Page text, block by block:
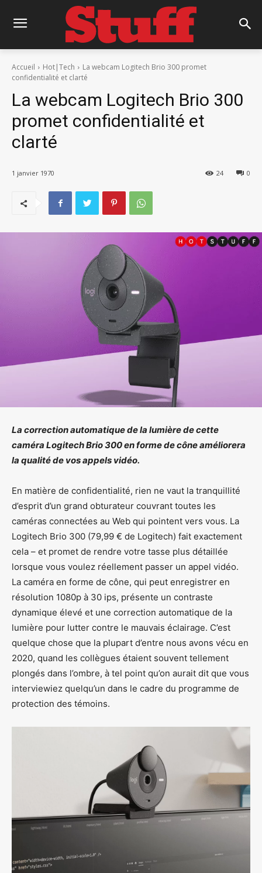
Accueil Hot|Tech
La webcam Logitech Brio 300 promet
confidentialité et clarté
La webcam Logitech Brio 300
promet confidentialité et
clarté
1 janvier 1970 0
24
La correction automatique de la lumière de cette
caméra Logitech Brio 300 en forme de cône améliorera
la qualité de vos appels vidéo.
En matière de confidentialité, rien ne vaut la tranquillité
d’esprit d’un grand obturateur couvrant toutes les
caméras connectées au Web qui pointent vers vous. La
Logitech Brio 300 (79,99 € de Logitech) fait exactement
cela – et promet de rendre votre tasse plus détaillée
lorsque vous voulez réellement passer un appel vidéo.
La caméra en forme de cône, qui peut enregistrer en
résolution 1080p à 30 ips, présente un contraste
dynamique élevé et une correction automatique de la
lumière pour lutter contre le mauvais éclairage. C’est
quelque chose que la plupart d’entre nous avons vécu en
2020, quand les collègues étaient souvent tellement
plongés dans l’ombre, à tel point qu’on aurait dit que vous
interviewiez quelqu’un dans le cadre du programme de
protection des témoins.